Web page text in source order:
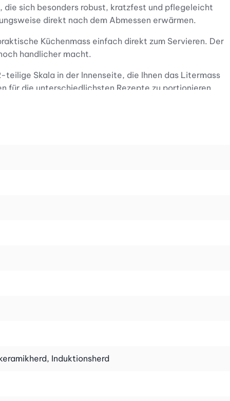
sich besonders robust, kratzfest und pflegeleicht
direkt nach dem Abmessen erwärmen.
Küchenmass einfach direkt zum Servieren. Der
handlicher macht.
Skala in der Innenseite, die Ihnen das Litermass
die unterschiedlichsten Rezepte zu portionieren.
Induktionsherd